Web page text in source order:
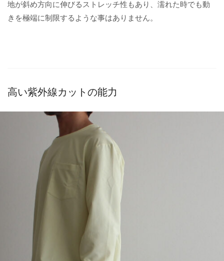
地が斜め方向に伸びるストレッチ性もあり、濡れた時でも動
きを極端に制限するような事はありません。
高い紫外線カットの能力